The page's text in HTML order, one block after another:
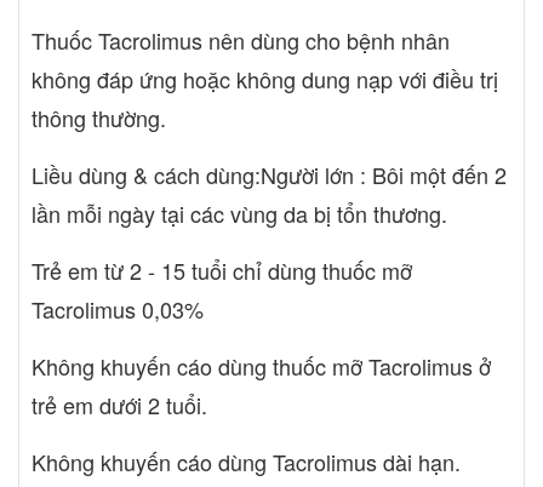
Thuốc Tacrolimus nên dùng cho bệnh nhân
không đáp ứng hoặc không dung nạp với điều trị
thông thường.
Liều dùng & cách dùng:Người lớn : Bôi một đến 2
lần mỗi ngày tại các vùng da bị tổn thương.
Trẻ em từ 2 - 15 tuổi chỉ dùng thuốc mỡ
Tacrolimus 0,03%
Không khuyến cáo dùng thuốc mỡ Tacrolimus ở
trẻ em dưới 2 tuổi.
Không khuyến cáo dùng Tacrolimus dài hạn.